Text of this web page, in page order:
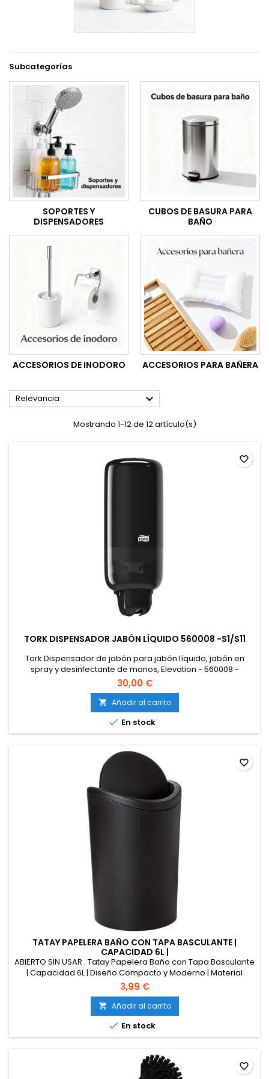
Subcategorías
SOPORTES Y
DISPENSADORES
CUBOS DE BASURA PARA
BAÑO
ACCESORIOS DE INODORO ACCESORIOS PARA BAÑERA
Relevancia 
Mostrando 1-12 de 12 artículo(s)
TORK DISPENSADOR JABÓN LÍQUIDO 560008 -S1/S11
Tork Dispensador de jabón para jabón líquido, jabón en
spray y desinfectante de manos, Elevation - 560008 -
Sistema dispensador S1/S11 económico y a prueba de fugas,
negro
30,00 €
 Añadir al carrito
 En stock
favorite_border
TATAY PAPELERA BAÑO CON TAPA BASCULANTE |
CAPACIDAD 6L |
ABIERTO SIN USAR . Tatay Papelera Baño con Tapa Basculante
| Capacidad 6L | Diseño Compacto y Moderno | Material
Resistente y Fácil de Limpiar | Fabricado en España | Medidas
19 x 19 x 28 cm – Negro
3,99 €
 Añadir al carrito
 En stock
favorite_border
favorite_border